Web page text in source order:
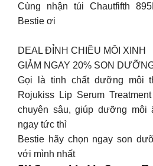
Cùng nhận túi Chautfifth
Bestie ơi
DEAL ĐỈNH CHIỀU MÔI XINH
GIẢM NGAY 20% SON
Gọi là tinh chất dưỡng môi
Rojukiss Lip Serum
chuyên sâu, giúp dưỡng môi
ngay tức thì
Bestie hãy chọn ngay son
với mình nhất